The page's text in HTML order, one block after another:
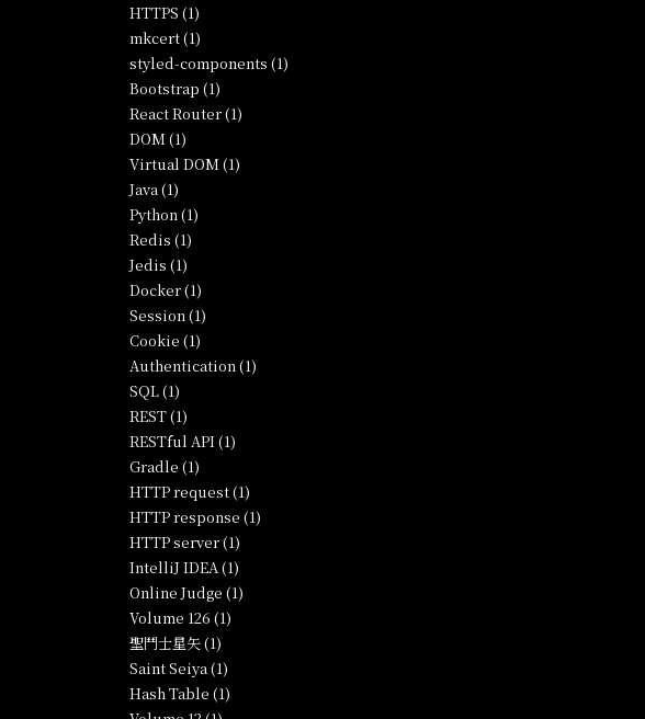
HTTPS (1)
mkcert (1)
styled-components (1)
Bootstrap (1)
React Router (1)
DOM (1)
Virtual DOM (1)
Java (1)
Python (1)
Redis (1)
Jedis (1)
Docker (1)
Session (1)
Cookie (1)
Authentication (1)
SQL (1)
REST (1)
RESTful API (1)
Gradle (1)
HTTP request (1)
HTTP response (1)
HTTP server (1)
IntelliJ IDEA (1)
Online Judge (1)
Volume 126 (1)
聖鬥士星矢 (1)
Saint Seiya (1)
Hash Table (1)